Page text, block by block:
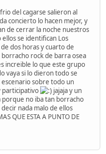
del cagarse salieron al
concierto lo hacen mejor, y
de cerrar la noche nuestros
se identifican Los
de dos horas y cuarto de
rock de barra osea
increible lo que este grupo
vaya si lo dieron todo se
sobre todo un
participativo
jajaja y un
no iba tan borracho
nada malo de ellos
QUE ESTA A PUNTO DE